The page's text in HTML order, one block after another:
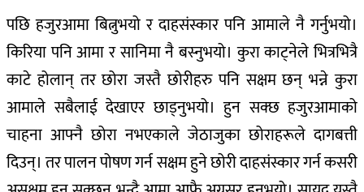
पछि हजुरआमा बित्नुभयो र दाहसंस्कार पनि आमाले नै गर्नुभयो।
किरिया पनि आमा र सानिमा नै बस्नुभयो। कुरा काट्नेले भित्रभित्रै
काटे होलान् तर छोरा जस्तै छोरीहरु पनि सक्षम छन् भन्ने कुरा
आमाले सबैलाई देखाएर छाड्नुभयो। हुन सक्छ हजुरआमाको
चाहना आफ्नै छोरा नभएकाले जेठाजुका छोराहरूले दागबत्ती
दिउन्। तर पालन पोषण गर्न सक्षम हुने छोरी दाहसंस्कार गर्न कसरी